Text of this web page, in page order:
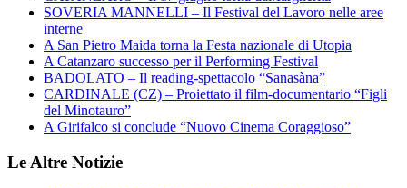
SOVERIA MANNELLI – Il Festival del Lavoro nelle aree
interne
A San Pietro Maida torna la Festa nazionale di Utopia
A Catanzaro successo per il Performing Festival
BADOLATO – Il reading-spettacolo “Sanasàna”
CARDINALE (CZ) – Proiettato il film-documentario “Figli
del Minotauro”
A Girifalco si conclude “Nuovo Cinema Coraggioso”
Le Altre Notizie